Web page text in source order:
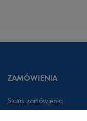
ZAMÓWIENIA
Status zamówienia